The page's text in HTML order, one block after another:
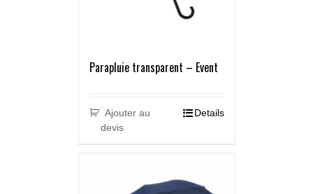
Parapluie transparent – Event
Ajouter au
devis
Details